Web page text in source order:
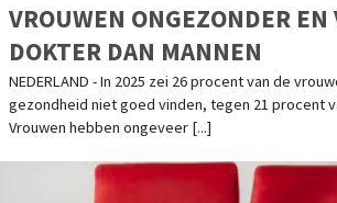
VROUWEN ONGEZONDER EN
DOKTER DAN MANNEN
NEDERLAND - In 2025 zei 26 procent van de
gezondheid niet goed vinden, tegen 21 procent
Vrouwen hebben ongeveer [...]